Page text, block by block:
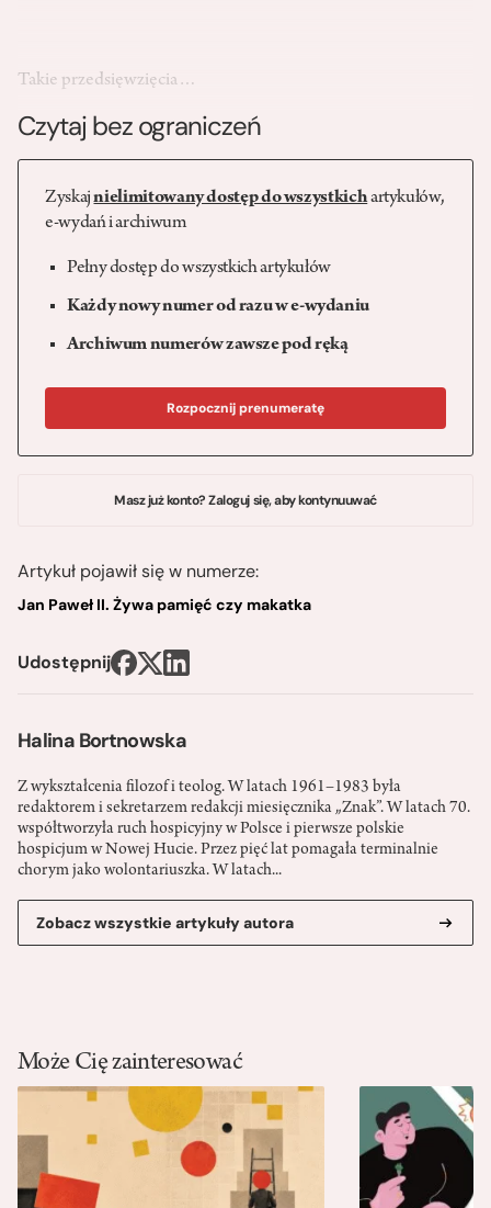
Halina Bortnowska
Z wykształcenia filozof i teolog. W latach 1961–1983 była
redaktorem i sekretarzem redakcji miesięcznika „Znak”. W latach 70.
współtworzyła ruch hospicyjny w Polsce i pierwsze polskie
hospicjum w Nowej Hucie. Przez pięć lat pomagała terminalnie
chorym jako wolontariuszka. W latach...
Zobacz wszystkie artykuły autora
Takie przedsięwzięcia…
Czytaj bez ograniczeń
Zyskajnielimitowany dostęp do wszystkichartykułów,
e-wydań i archiwum
Pełny dostęp do wszystkich artykułów
Każdy nowy numer od razu w e-wydaniu
Archiwum numerów zawsze pod ręką
Rozpocznij prenumeratę
Masz już konto? Zaloguj się, aby kontynuuwać
Artykuł pojawił się w numerze:
Jan Paweł II. Żywa pamięć czy makatka
Udostępnij
Może Cię zainteresować